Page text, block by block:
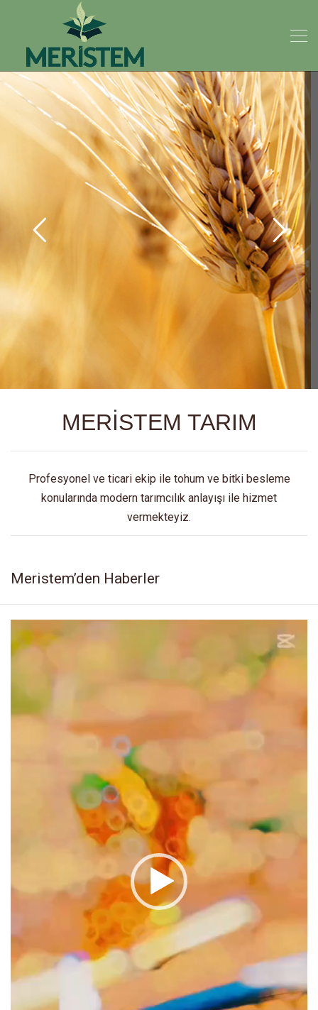
MERİSTEM TARIM
Profesyonel ve ticari ekip ile tohum ve bitki besleme
konularında modern tarımcılık anlayışı ile hizmet
vermekteyiz.
Meristem’den Haberler